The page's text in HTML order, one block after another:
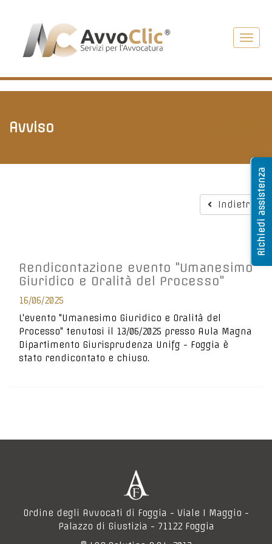
Richiedi assistenza
Avviso
Indietro
Rendicontazione evento "Umanesimo
Giuridico e Oralità del Processo"
16/06/2025
L'evento "Umanesimo Giuridico e Oralità del
Processo" tenutosi il 13/06/2025 presso Aula Magna
Dipartimento Giurisprudenza Unifg - Foggia è
stato rendicontato e chiuso.
Ordine degli Avvocati di Foggia - Viale I Maggio -
Palazzo di Giustizia - 71122 Foggia